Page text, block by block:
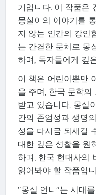
기입니다. 이 작품은
몽실이의 이야기를
지 않는 인간의 강인
는 간결한 문체로 몽
하며, 독자들에게 깊
이 책은 어린이뿐만
을 주며, 한국 문학의
받고 있습니다. 몽실
간의 존엄성과 생명
성을 다시금 되새길
대한 깊은 성찰을 원
하며, 한국 현대사의
읽어봐야 할 작품입
"몽실 언니"는 시대